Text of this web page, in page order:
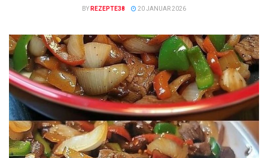
BY REZEPTE38 20 JANUAR 2026